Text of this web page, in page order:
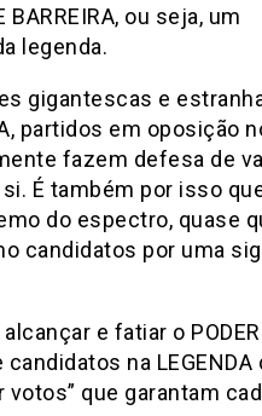
BARREIRA, ou seja, um
legenda.
gigantescas e
partidos em oposição
fazem defesa de
É também por isso
do espectro, quase
candidatos por uma
e fatiar o
na LEGENDA
votos” que garantam